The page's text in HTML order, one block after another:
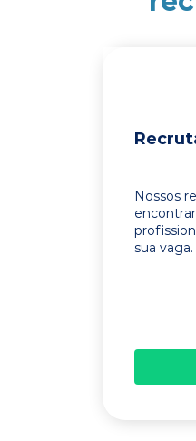
Nossos
sua vaga.